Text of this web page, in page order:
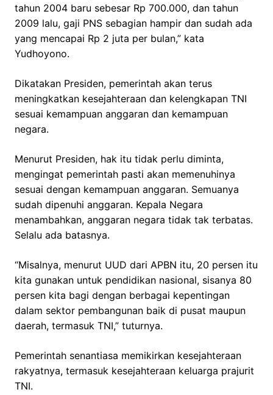
tahun 2004 baru sebesar Rp 700.000, dan tahun
2009 lalu, gaji PNS sebagian hampir dan sudah ada
yang mencapai Rp 2 juta per bulan,” kata
Yudhoyono.
Dikatakan Presiden, pemerintah akan terus
meningkatkan kesejahteraan dan kelengkapan TNI
sesuai kemampuan anggaran dan kemampuan
negara.
Menurut Presiden, hak itu tidak perlu diminta,
mengingat pemerintah pasti akan memenuhinya
sesuai dengan kemampuan anggaran. Semuanya
sudah dipenuhi anggaran. Kepala Negara
menambahkan, anggaran negara tidak tak terbatas.
Selalu ada batasnya.
“Misalnya, menurut UUD dari APBN itu, 20 persen itu
kita gunakan untuk pendidikan nasional, sisanya 80
persen kita bagi dengan berbagai kepentingan
dalam sektor pembangunan baik di pusat maupun
daerah, termasuk TNI,” tuturnya.
Pemerintah senantiasa memikirkan kesejahteraan
rakyatnya, termasuk kesejahteraan keluarga prajurit
TNI.